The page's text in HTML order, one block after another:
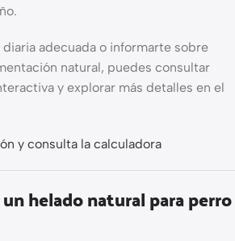
diaria adecuada o informarte sobre
natural, puedes consultar
y explorar más detalles en el
y consulta la calculadora
helado natural para perro